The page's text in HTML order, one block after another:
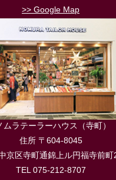
>> Google Map
ムラテーラーハウス（寺町）
住所 〒604-8045
京区寺町通錦上ル円福寺前町
TEL 075-212-8707